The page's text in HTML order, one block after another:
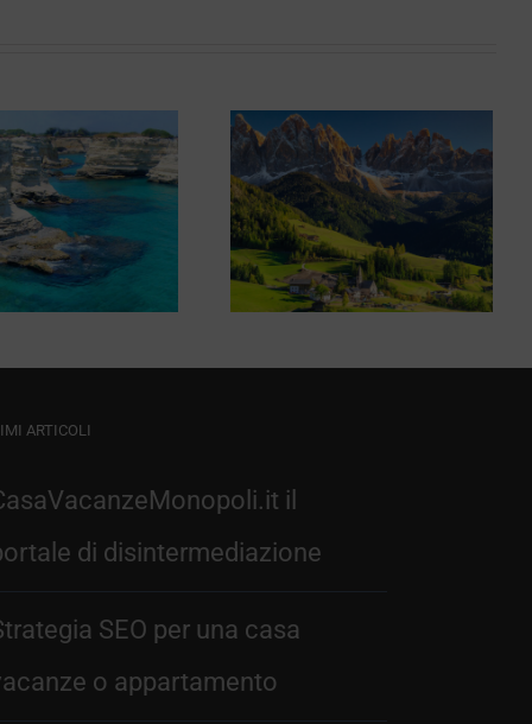
Hotel
Montepizzo
alle Scale
ARTICOLI
il
di disintermediazione
SEO per una casa
o appartamento